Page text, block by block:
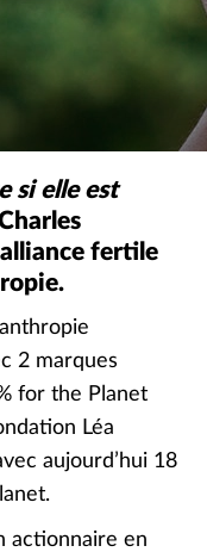
si elle est
fertile
2 marques
for the Planet
Léa
aujourd’hui 18
actionnaire en